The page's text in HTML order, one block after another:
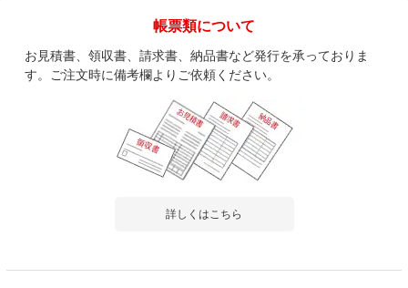
帳票類について
お見積書、領収書、請求書、納品書など発行を承っておりま
す。ご注文時に備考欄よりご依頼ください。
詳しくはこちら